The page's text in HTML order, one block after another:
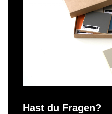
Hast du Fragen?